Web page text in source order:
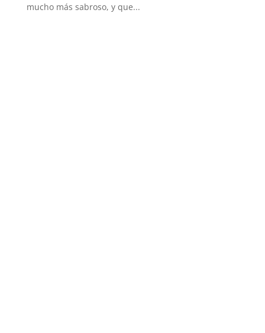
mucho más sabroso, y que...